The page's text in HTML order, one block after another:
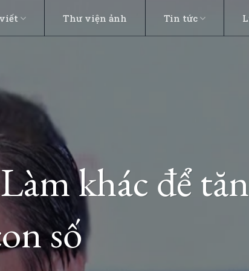
Thư viện ảnh Tin tức
khác để
số